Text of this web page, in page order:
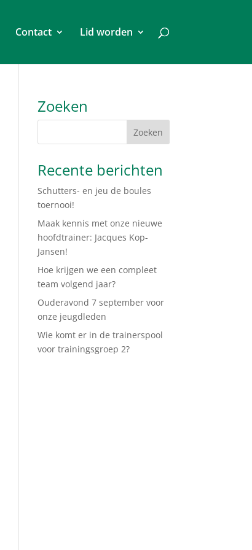
Contact Lid worden
Zoeken
Recente berichten
Schutters- en jeu de boules
toernooi!
Maak kennis met onze nieuwe
hoofdtrainer: Jacques Kop-
Jansen!
Hoe krijgen we een compleet
team volgend jaar?
Ouderavond 7 september voor
onze jeugdleden
Wie komt er in de trainerspool
voor trainingsgroep 2?